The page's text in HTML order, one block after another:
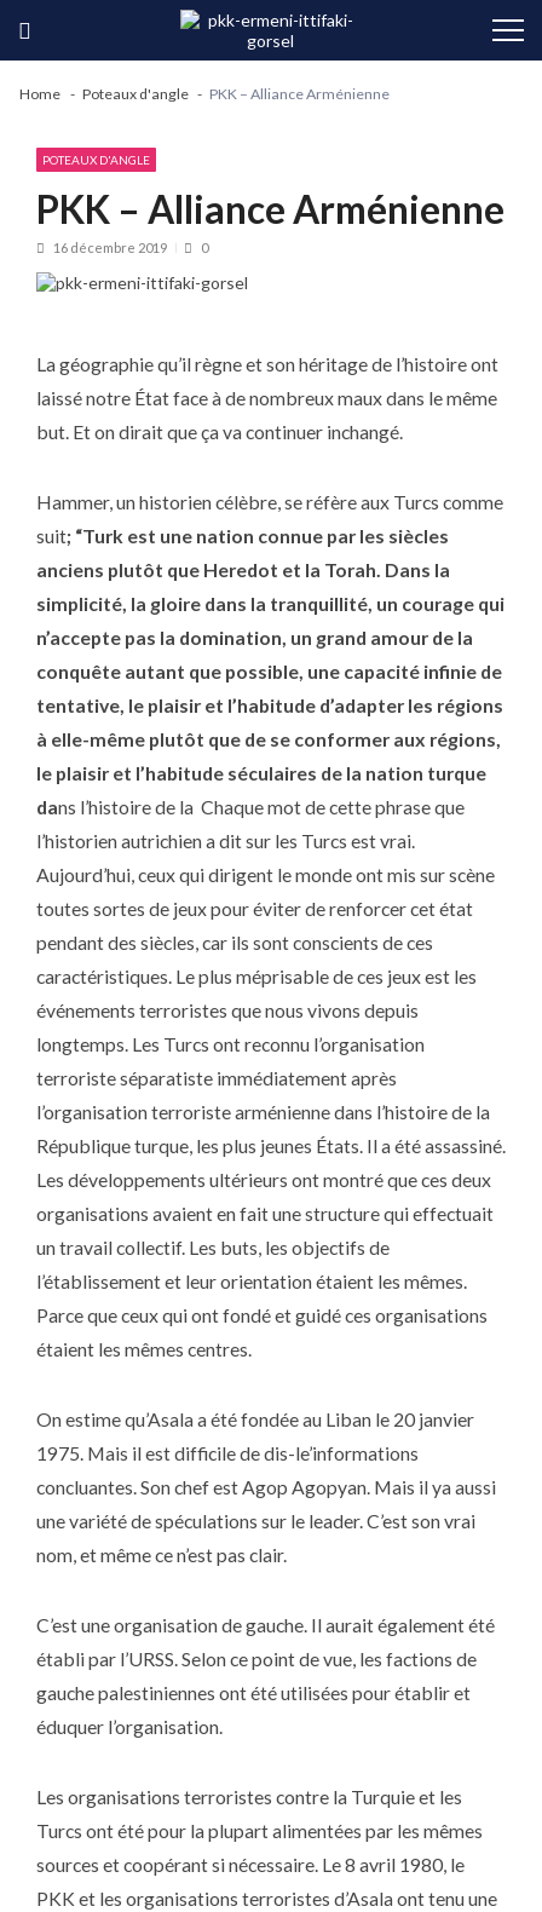
Home Poteaux d'angle PKK – Alliance Arménienne
POTEAUX D'ANGLE
PKK – Alliance Arménienne
16 décembre 2019 0
La géographie qu’il règne et son héritage de l’histoire ont
laissé notre État face à de nombreux maux dans le même
but. Et on dirait que ça va continuer inchangé.
Hammer, un historien célèbre, se réfère aux Turcs comme
suit; “Turk est une nation connue par les siècles
anciens plutôt que Heredot et la Torah. Dans la
simplicité, la gloire dans la tranquillité, un courage qui
n’accepte pas la domination, un grand amour de la
conquête autant que possible, une capacité infinie de
tentative, le plaisir et l’habitude d’adapter les régions
à elle-même plutôt que de se conformer aux régions,
le plaisir et l’habitude séculaires de la nation turque
dans l’histoire de la Chaque mot de cette phrase que
l’historien autrichien a dit sur les Turcs est vrai.
Aujourd’hui, ceux qui dirigent le monde ont mis sur scène
toutes sortes de jeux pour éviter de renforcer cet état
pendant des siècles, car ils sont conscients de ces
caractéristiques. Le plus méprisable de ces jeux est les
événements terroristes que nous vivons depuis
longtemps. Les Turcs ont reconnu l’organisation
terroriste séparatiste immédiatement après
l’organisation terroriste arménienne dans l’histoire de la
République turque, les plus jeunes États. Il a été assassiné.
Les développements ultérieurs ont montré que ces deux
organisations avaient en fait une structure qui effectuait
un travail collectif. Les buts, les objectifs de
l’établissement et leur orientation étaient les mêmes.
Parce que ceux qui ont fondé et guidé ces organisations
étaient les mêmes centres.
On estime qu’Asala a été fondée au Liban le 20 janvier
1975. Mais il est difficile de dis-le’informations
concluantes. Son chef est Agop Agopyan. Mais il ya aussi
une variété de spéculations sur le leader. C’est son vrai
nom, et même ce n’est pas clair.
C’est une organisation de gauche. Il aurait également été
établi par l’URSS. Selon ce point de vue, les factions de
gauche palestiniennes ont été utilisées pour établir et
éduquer l’organisation.
Les organisations terroristes contre la Turquie et les
Turcs ont été pour la plupart alimentées par les mêmes
sources et coopérant si nécessaire. Le 8 avril 1980, le
PKK et les organisations terroristes d’Asala ont tenu une